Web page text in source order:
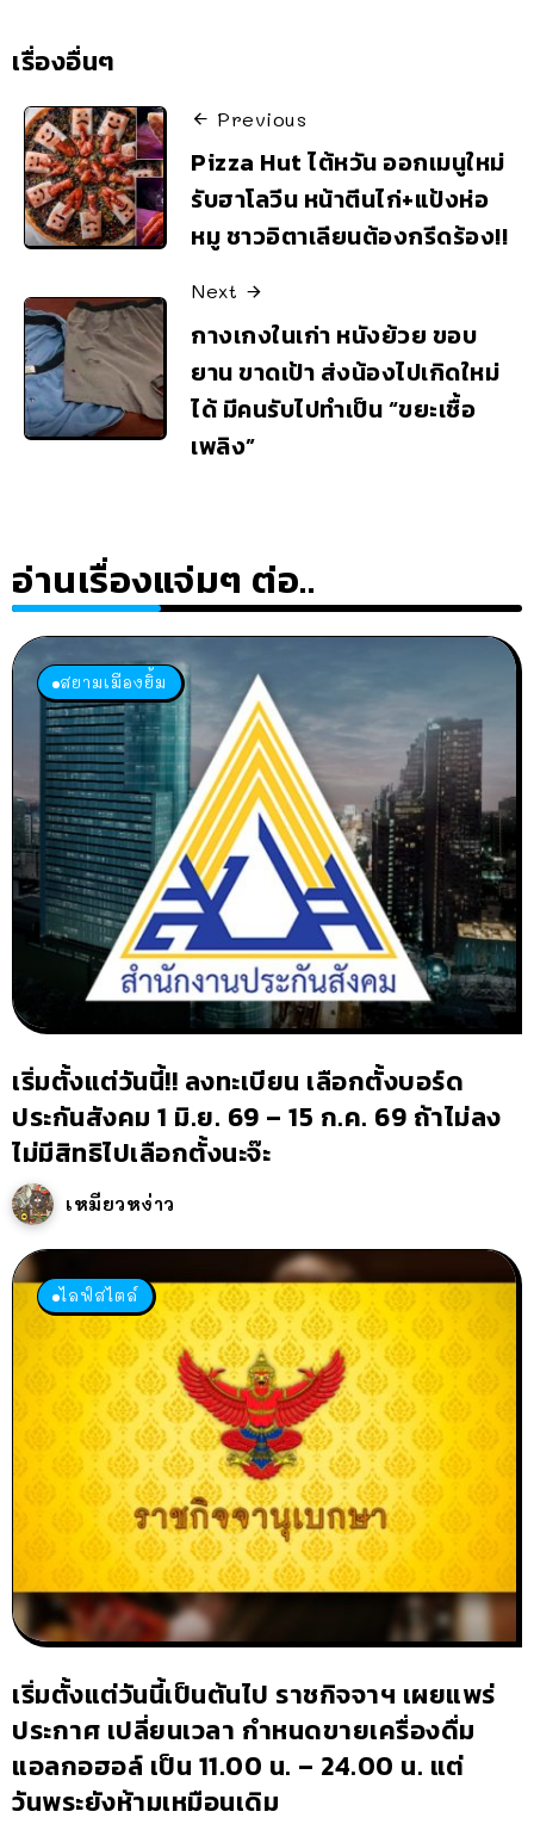
เรื่องอื่นๆ
Previous
Pizza Hut ไต้หวัน ออกเมนูใหม่
รับฮาโลวีน หน้าตีนไก่+แป้งห่อ
หมู ชาวอิตาเลียนต้องกรีดร้อง!!
Next
กางเกงในเก่า หนังย้วย ขอบ
ยาน ขาดเป้า ส่งน้องไปเกิดใหม่
ได้ มีคนรับไปทำเป็น “ขยะเชื้อ
เพลิง”
อ่านเรื่องแจ่มๆ ต่อ..
สยามเมืองยิ้ม
เริ่มตั้งแต่วันนี้!! ลงทะเบียน เลือกตั้งบอร์ด
ประกันสังคม 1 มิ.ย. 69 – 15 ก.ค. 69 ถ้าไม่ลง
ไม่มีสิทธิไปเลือกตั้งนะจ๊ะ
เหมียวหง่าว
ไลฟ์สไตล์
เริ่มตั้งแต่วันนี้เป็นต้นไป ราชกิจจาฯ เผยแพร่
ประกาศ เปลี่ยนเวลา กำหนดขายเครื่องดื่ม
แอลกอฮอล์ เป็น 11.00 น. – 24.00 น. แต่
วันพระยังห้ามเหมือนเดิม